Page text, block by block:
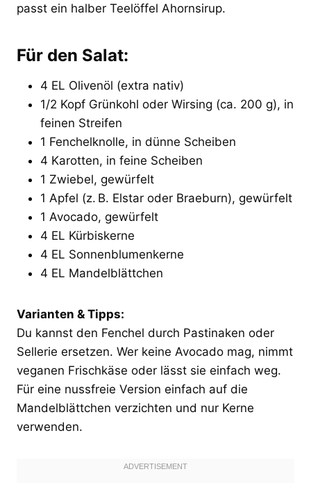
passt ein halber Teelöffel Ahornsirup.
Für den Salat:
4 EL Olivenöl (extra nativ)
1/2 Kopf Grünkohl oder Wirsing (ca. 200 g), in
feinen Streifen
1 Fenchelknolle, in dünne Scheiben
4 Karotten, in feine Scheiben
1 Zwiebel, gewürfelt
1 Apfel (z. B. Elstar oder Braeburn), gewürfelt
1 Avocado, gewürfelt
4 EL Kürbiskerne
4 EL Sonnenblumenkerne
4 EL Mandelblättchen
Varianten & Tipps:
Du kannst den Fenchel durch Pastinaken oder
Sellerie ersetzen. Wer keine Avocado mag, nimmt
veganen Frischkäse oder lässt sie einfach weg.
Für eine nussfreie Version einfach auf die
Mandelblättchen verzichten und nur Kerne
verwenden.